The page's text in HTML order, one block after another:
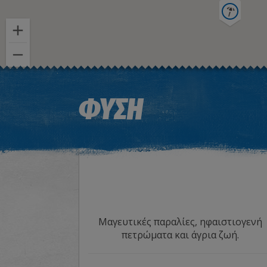
ΦΥΣΗ
Μαγευτικές παραλίες, ηφαιστιογενή
πετρώματα και άγρια ζωή.